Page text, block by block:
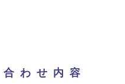
わせ内容